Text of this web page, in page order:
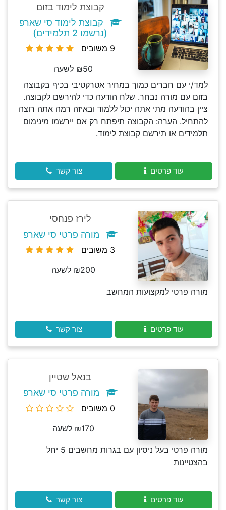
קבוצת לימוד בזום
קבוצת לימוד סי שארפ
(נרשמו 2 תלמידים)
9 משובים
₪50 לשעה
למד/י עם חברים כמוך במחיר אטרקטיבי בכיף בקבוצה
בזום עם מורה נבחר. שלח הודעה כדי להירשם לקבוצה.
ציין בהודעה מתי אתה יכול ללמוד ובאיזה רמה אתה רוצה
להתחיל. הערה: הקבוצה תיפתח רק אם יירשמו מינימום
תלמידים או תירשם קבוצת לימוד.
עוד פרטים צור קשר
לירז פנחסי
מורה פרטי סי שארפ
3 משובים
₪200 לשעה
מורה פרטי למקצועות המחשב
עוד פרטים צור קשר
בנאל שטיין
מורה פרטי סי שארפ
0 משובים
₪170 לשעה
מורה פרטי בעל ניסיון עם בגרות מחשבים 5 יחל
בהצטיינות
עוד פרטים צור קשר